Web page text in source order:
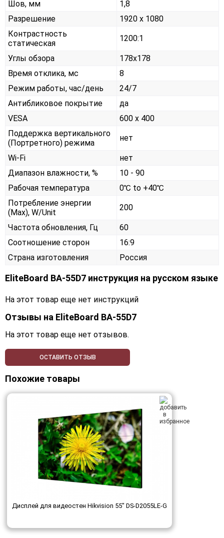
Шов, мм
1,8
Разрешение
1920 x 1080
Контрастность
статическая
1200:1
Углы обзора
178x178
Время отклика, мс
8
Режим работы, час/день
24/7
Антибликовое покрытие
да
VESA
600 x 400
Поддержка вертикального
(Портретного) режима
нет
Wi-Fi
нет
Диапазон влажности, %
10 - 90
Рабочая температура
0℃ to +40℃
Потребление энергии
(Max), W/Unit
200
Частота обновления, Гц
60
Соотношение сторон
16:9
Страна изготовления
Россия
EliteBoard BA-55D7 инструкция на русском языке
На этот товар еще нет инструкций
Отзывы на EliteBoard BA-55D7
На этот товар еще нет отзывов.
ОСТАВИТЬ ОТЗЫВ
Похожие товары
Дисплей для видеостен Hikvision 55" DS-D2055LE-G